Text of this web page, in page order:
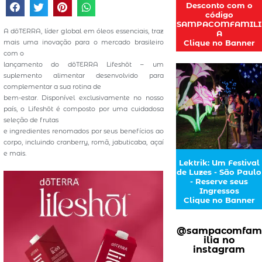
A dōTERRA, líder global em óleos essenciais, traz
mais uma inovação para o mercado brasileiro
com o
lançamento do dōTERRA Lifeshōt – um
suplemento alimentar desenvolvido para
complementar a sua rotina de
bem-estar. Disponível exclusivamente no nosso
país, o Lifeshōt é composto por uma cuidadosa
seleção de frutas
e ingredientes renomados por seus benefícios ao
corpo, incluindo cranberry, romã, jabuticaba, açaí
e mais.
Desconto com o
código
SAMPACOMFAMILI
A
Clique no Banner
Lektrik: Um Festival
de Luzes - São Paulo
- Reserve seus
Ingressos
Clique no Banner
@sampacomfam
ilia no
instagram